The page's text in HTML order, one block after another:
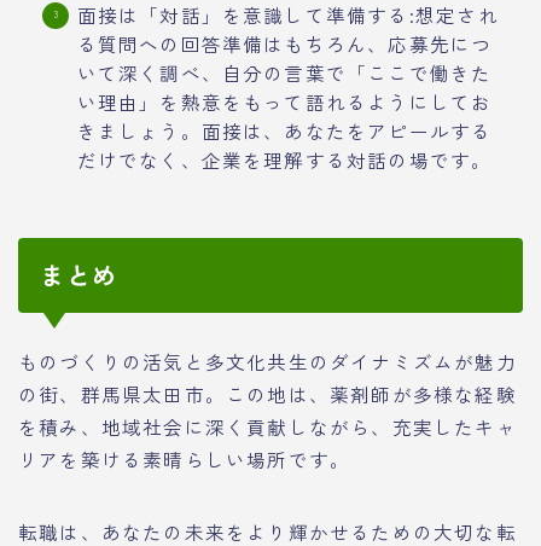
面接は「対話」を意識して準備する:想定され
る質問への回答準備はもちろん、応募先につ
いて深く調べ、自分の言葉で「ここで働きた
い理由」を熱意をもって語れるようにしてお
きましょう。面接は、あなたをアピールする
だけでなく、企業を理解する対話の場です。
まとめ
ものづくりの活気と多文化共生のダイナミズムが魅力
の街、群馬県太田市。この地は、薬剤師が多様な経験
を積み、地域社会に深く貢献しながら、充実したキャ
リアを築ける素晴らしい場所です。
転職は、あなたの未来をより輝かせるための大切な転